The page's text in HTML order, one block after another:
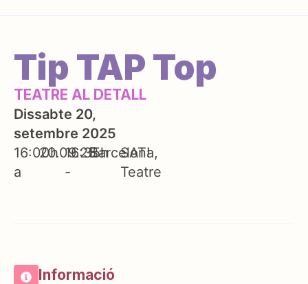
Tip TAP Top
TEATRE AL DETALL
Dissabte 20,
setembre 2025
16:00h
a
20.09.25
16:35h
-
Barcelona
SAT!
Teatre
Informació